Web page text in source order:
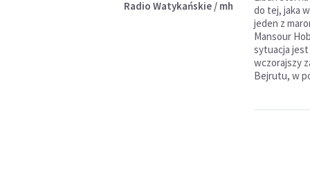
Radio Watykańskie / mh
do tej, jaka
jeden z
Mansour
sytuacja jest
wczorajszy
Bejrutu, w